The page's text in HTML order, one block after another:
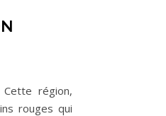
région,
rouges qui